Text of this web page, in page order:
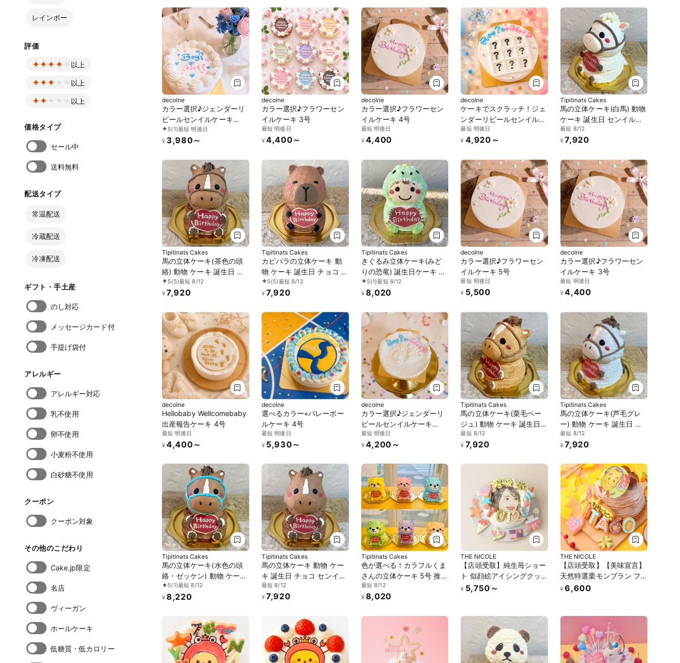
レインボー
評価
以上
以上
以上
価格タイプ
セール中
送料無料
配送タイプ
常温配送
冷蔵配送
冷凍配送
ギフト・手土産
のし対応
メッセージカード付
手提げ袋付
アレルギー
アレルギー対応
乳不使用
卵不使用
小麦粉不使用
白砂糖不使用
クーポン
クーポン対象
その他のこだわり
Cake.jp限定
名店
ヴィーガン
ホールケーキ
低糖質・低カロリー
decolne
カラー選択♪ジェンダーリ
ビールセンイルケーキ
Boy？or Girl？ 3号
5(1)最短 明後日
¥ 3,980～
decolne
カラー選択♪フラワーセン
イルケーキ 3号
最短 明後日
¥ 4,400～
decolne
カラー選択♪フラワーセン
イルケーキ 4号
最短 明後日
¥ 4,400
decolne
ケーキでスクラッチ！ジェ
ンダーリビールセンイルケ
ーキ Boy？or Girl？ 3号
最短 明後日
¥ 4,920～
Tipitinats Cakes
馬の立体ケーキ(白馬) 動物
ケーキ 誕生日 センイルケ
ーキ 5号
最短 8/12
¥ 7,920
Tipitinats Cakes
馬の立体ケーキ(茶色の頭
絡) 動物 ケーキ 誕生日 チ
ョコレート センイルケー
キ 5号 チョコケーキ
5(5)最短 8/12
¥ 7,920
Tipitinats Cakes
カピバラの立体ケーキ 動
物 ケーキ 誕生日 チョコ セ
ンイルケーキ 5号
5(5)最短 8/12
¥ 7,920
Tipitinats Cakes
きぐるみ立体ケーキ(みど
りの恐竜) 誕生日ケーキ 子
供 こども センイルケーキ
男の子
5(1)最短 8/12
¥ 8,020
decolne
カラー選択♪フラワーセン
イルケーキ 5号
最短 明後日
¥ 5,500
decolne
カラー選択♪フラワーセン
イルケーキ 3号
最短 明後日
¥ 4,400
decolne
Hellobaby Wellcomebaby
出産報告ケーキ 4号
最短 明後日
¥ 4,400～
decolne
選べるカラー⭐︎バレーボー
ルケーキ 4号
最短 明後日
¥ 5,930～
decolne
カラー選択♪ジェンダーリ
ビールセンイルケーキ
Boy？or Girl？ 3号
最短 明後日
¥ 4,200～
Tipitinats Cakes
馬の立体ケーキ(栗毛ベー
ジュ) 動物 ケーキ 誕生日
センイルケーキ 5号
最短 8/12
¥ 7,920
Tipitinats Cakes
馬の立体ケーキ(芦毛グレ
ー) 動物 ケーキ 誕生日 セ
ンイルケーキ 5号
最短 8/12
¥ 7,920
Tipitinats Cakes
馬の立体ケーキ(水色の頭
絡・ゼッケン) 動物 ケーキ
誕生日 チョコ センイルケ
ーキ 5号
5(1)最短 8/12
¥ 8,220
Tipitinats Cakes
馬の立体ケーキ 動物 ケー
キ 誕生日 チョコ センイル
ケーキ 5号
最短 8/12
¥ 7,920
Tipitinats Cakes
色が選べる！カラフルくま
さんの立体ケーキ 5号 推し
活 お誕生日 メンバーカラ
ー 動物ケーキ 誕生日ケー
最短 8/12
¥ 8,020
THE NICOLE
【店頭受取】純生苺ショー
ト 似顔絵アイシングクッ
キーケーキ イラストケー
¥ 5,750～
THE NICOLE
【店頭受取】【美味宣言】
天然特選栗モンブラン フ
ォトケーキ アイシングク
15cm 【お好きなイラスト
も人気です】
¥ 6,600